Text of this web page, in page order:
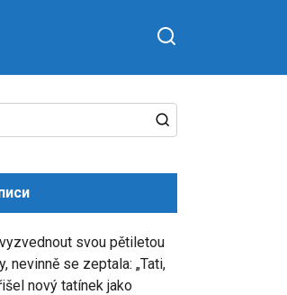
svou pětiletou
nevinně se zeptala: „Tati,
nový tatínek jako